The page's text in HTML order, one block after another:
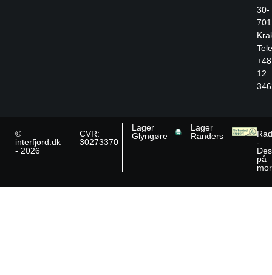
30-
701
+48
12
©
interfjord.dk
- 2026
CVR:
30273370
Lager
Glyngøre
Lager
Randers
-
på